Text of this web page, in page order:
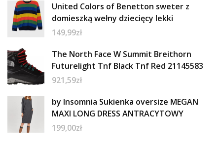
United Colors of Benetton sweter z
domieszką wełny dziecięcy lekki
149,99zł
The North Face W Summit Breithorn
Futurelight Tnf Black Tnf Red 21145583
921,59zł
by Insomnia Sukienka oversize MEGAN
MAXI LONG DRESS ANTRACYTOWY
199,00zł